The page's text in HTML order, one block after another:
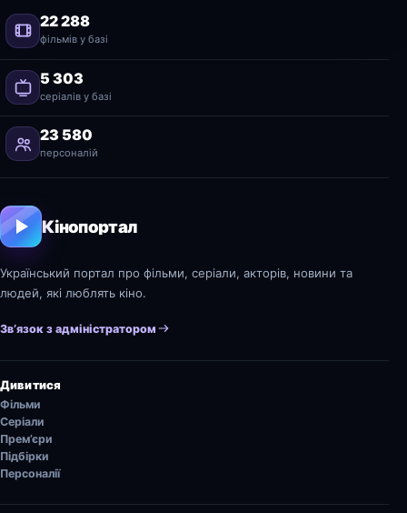
22 288
фільмів у базі
5 303
серіалів у базі
23 580
персоналій
Кінопортал
Український портал про фільми, серіали, акторів, новини та
людей, які люблять кіно.
Зв’язок з адміністратором
Дивитися
Фільми
Серіали
Прем’єри
Підбірки
Персоналії